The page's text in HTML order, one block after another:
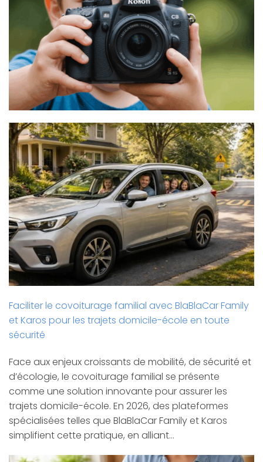
Faciliter le covoiturage familial avec BlaBlaCar Family
et Karos pour les trajets domicile-école en toute
sécurité
Face aux enjeux croissants de mobilité, de sécurité et
d’écologie, le covoiturage familial se présente
comme une solution innovante pour assurer les
trajets domicile-école. En 2026, des plateformes
spécialisées telles que BlaBlaCar Family et Karos
simplifient cette pratique, en alliant…